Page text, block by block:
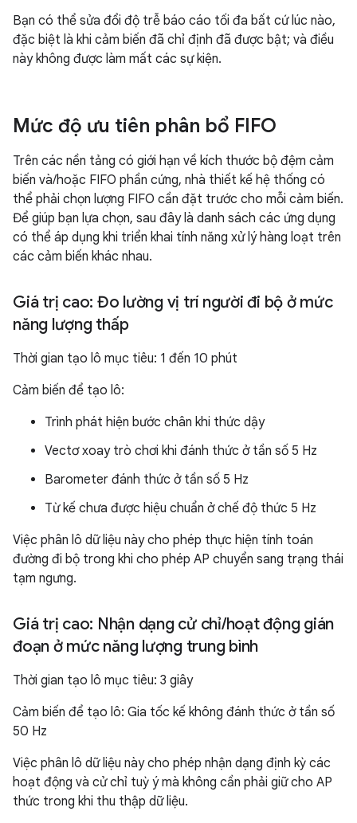
Bạn có thể sửa đổi độ trễ báo cáo tối đa bất cứ lúc nào,
đặc biệt là khi cảm biến đã chỉ định đã được bật; và điều
này không được làm mất các sự kiện.
Mức độ ưu tiên phân bổ FIFO
Trên các nền tảng có giới hạn về kích thước bộ đệm cảm
biến và/hoặc FIFO phần cứng, nhà thiết kế hệ thống có
thể phải chọn lượng FIFO cần đặt trước cho mỗi cảm biến.
Để giúp bạn lựa chọn, sau đây là danh sách các ứng dụng
có thể áp dụng khi triển khai tính năng xử lý hàng loạt trên
các cảm biến khác nhau.
Giá trị cao: Đo lường vị trí người đi bộ ở mức
năng lượng thấp
Thời gian tạo lô mục tiêu: 1 đến 10 phút
Cảm biến để tạo lô:
Trình phát hiện bước chân khi thức dậy
Vectơ xoay trò chơi khi đánh thức ở tần số 5 Hz
Barometer đánh thức ở tần số 5 Hz
Từ kế chưa được hiệu chuẩn ở chế độ thức 5 Hz
Việc phân lô dữ liệu này cho phép thực hiện tính toán
đường đi bộ trong khi cho phép AP chuyển sang trạng thái
tạm ngưng.
Giá trị cao: Nhận dạng cử chỉ/hoạt động gián
đoạn ở mức năng lượng trung bình
Thời gian tạo lô mục tiêu: 3 giây
Cảm biến để tạo lô: Gia tốc kế không đánh thức ở tần số
50 Hz
Việc phân lô dữ liệu này cho phép nhận dạng định kỳ các
hoạt động và cử chỉ tuỳ ý mà không cần phải giữ cho AP
thức trong khi thu thập dữ liệu.